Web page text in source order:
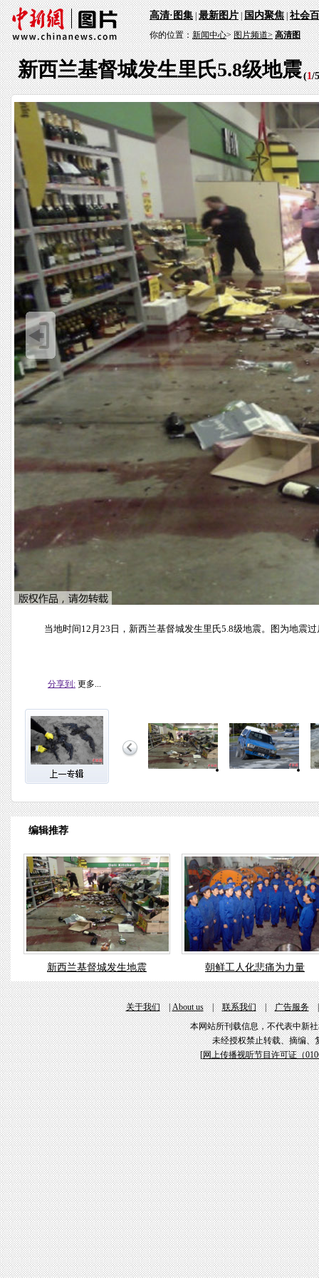
高清·图集|最新图片|国内聚焦|社会
你的位置：新闻中心>图片频道> 高清图
新西兰基督城发生里氏5.8级地震(1/5
当地时间12月23日，新西兰基督城发生里氏5.8级地震。图为地震
分享到: 更多...
编辑推荐
新西兰基督城发生地震 朝鲜工人化悲痛为力量
关于我们|About us|联系我们|广告服务
本网站所刊载信息，不代表中新
未经授权禁止转载、摘编、
[网上传播视听节目许可证（